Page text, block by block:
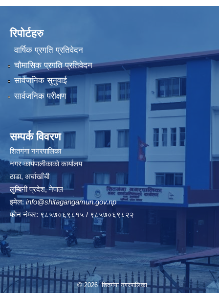
रिपोर्टहरु
वार्षिक प्रगति प्रतिवेदन
चौमासिक प्रगति प्रतिवेदन
सार्वजनिक सुनुवाई
सार्वजनिक परीक्षण
सम्पर्क विवरण
शितगंगा नगरपालिका
नगर कार्यपालीकाकाे कार्यालय
ठाडा, अर्घाखाँची
लुम्बिनी प्रदेश, नेपाल
इमेल: info@shitagangamun.gov.np
फोन नंम्बर: ९८५७०६९८१५ / ९८५७०६९८२२
© 2026 शितगंगा नगरपालिका